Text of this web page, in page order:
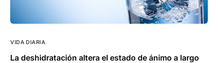
VIDA DIARIA
La deshidratación altera el estado de ánimo a largo